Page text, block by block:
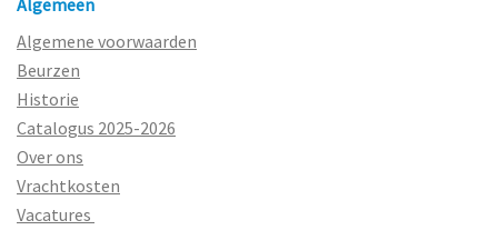
Algemene voorwaarden
Beurzen
Historie
Catalogus 2025-2026
Over ons
Vrachtkosten
Vacatures